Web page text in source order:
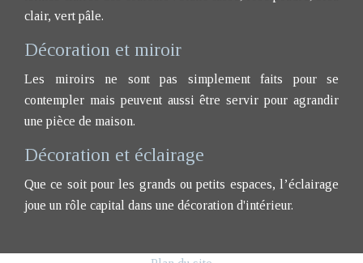
clair, vert pâle.
Décoration et miroir
Les miroirs ne sont pas simplement faits pour se
contempler mais peuvent aussi être servir pour agrandir
une pièce de maison.
Décoration et éclairage
Que ce soit pour les grands ou petits espaces, l’éclairage
joue un rôle capital dans une décoration d'intérieur.